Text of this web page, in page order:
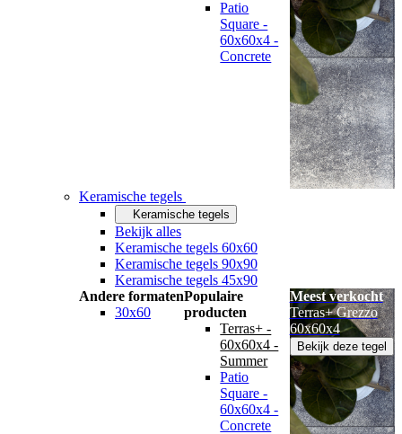
Patio
Square -
60x60x4 -
Concrete
Keramische tegels
Keramische tegels
Bekijk alles
Keramische tegels 60x60
Keramische tegels 90x90
Keramische tegels 45x90
Andere formaten
30x60
Populaire
producten
Terras+ -
60x60x4 -
Summer
Patio
Square -
60x60x4 -
Concrete
Meest verkocht
Terras+ Grezzo
60x60x4
Bekijk deze tegel